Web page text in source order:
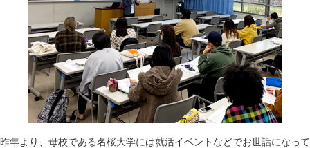
昨年より、母校である名桜大学には就活イベントなどでお世話になって